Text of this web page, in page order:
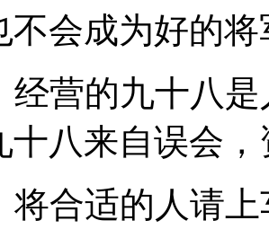
不会成为好的将
的九十八是
十八来自误会
适的人请上